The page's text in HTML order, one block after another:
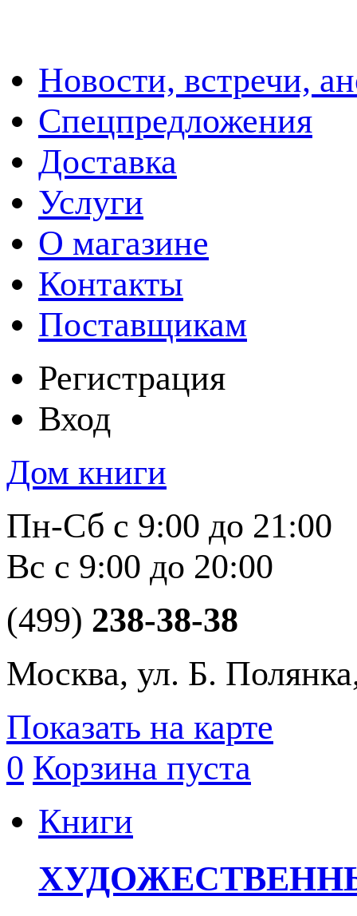
Новости, встречи,
Спецпредложения
Доставка
Услуги
О магазине
Контакты
Поставщикам
Регистрация
Вход
Дом книги
Пн-Сб с 9:00 до 21:00
Вс с 9:00 до 20:00
(499) 238-38-38
Москва, ул. Б.
Показать на карте
0 Корзина пуста
Книги